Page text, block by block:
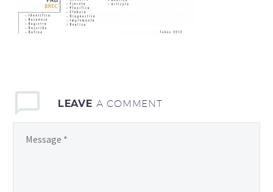
LEAVE A COMMENT